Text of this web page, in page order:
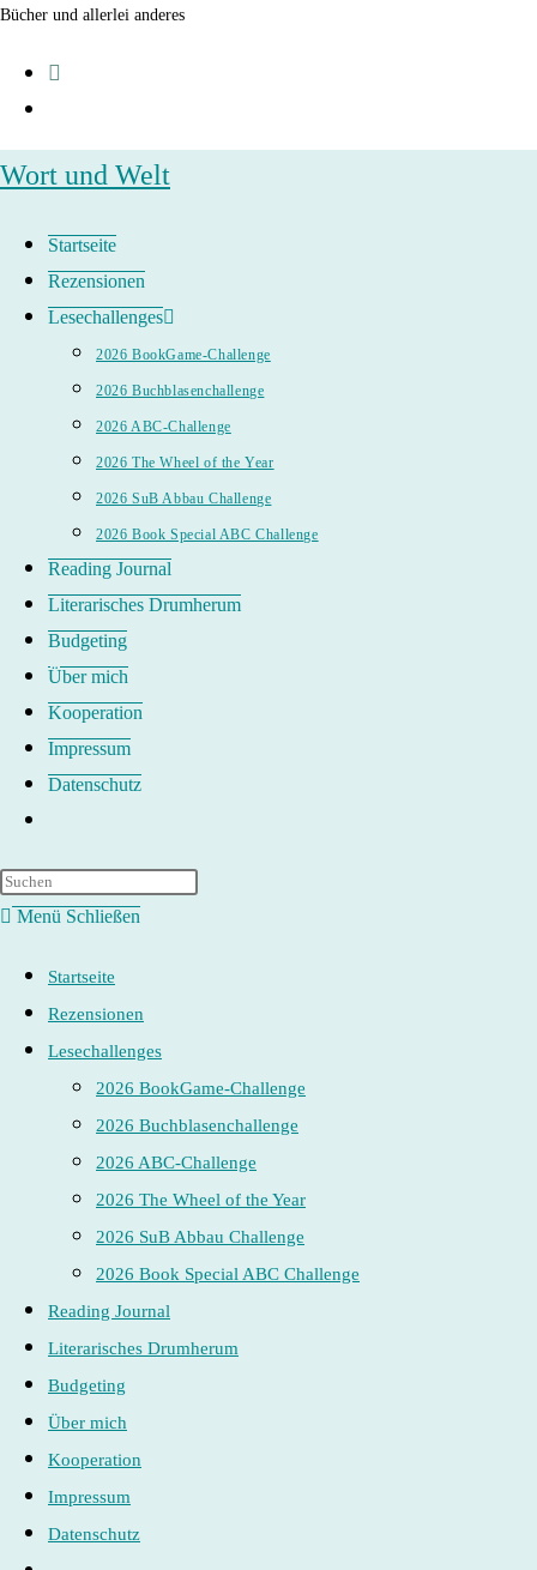
Zum
springen
Bücher und allerlei anderes
Wort und Welt
Startseite
Rezensionen
Lesechallenges
2026 BookGame-Challenge
2026 Buchblasenchallenge
2026 ABC-Challenge
2026 The Wheel of the Year
2026 SuB Abbau Challenge
2026 Book Special ABC Challenge
Reading Journal
Literarisches Drumherum
Budgeting
Über mich
Kooperation
Impressum
Datenschutz
umschalten
Menü Schließen
Startseite
Rezensionen
Lesechallenges
2026 BookGame-Challenge
2026 Buchblasenchallenge
2026 ABC-Challenge
2026 The Wheel of the Year
2026 SuB Abbau Challenge
2026 Book Special ABC Challenge
Reading Journal
Literarisches Drumherum
Budgeting
Über mich
Kooperation
Impressum
Datenschutz